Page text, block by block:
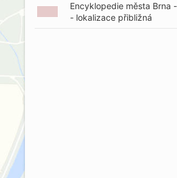
Encyklopedie města Brna
- lokalizace přibližná